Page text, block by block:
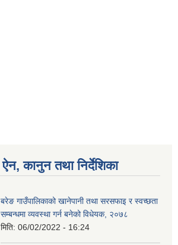
ऐन, कानुन तथा निर्देशिका
बरेङ गाउँपालिकाको खानेपानी तथा सरसफाइ र स्वच्छता
सम्बन्धमा व्यवस्था गर्न बनेको विधेयक, २०७८
मिति: 06/02/2022 - 16:24